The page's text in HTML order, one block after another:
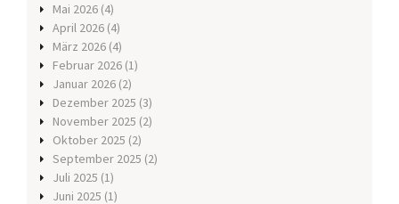
Mai 2026 (4)
April 2026 (4)
März 2026 (4)
Februar 2026 (1)
Januar 2026 (2)
Dezember 2025 (3)
November 2025 (2)
Oktober 2025 (2)
September 2025 (2)
Juli 2025 (1)
Juni 2025 (1)